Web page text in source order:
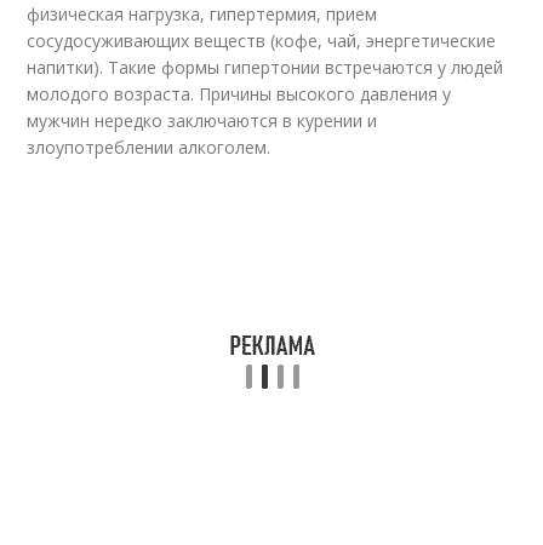
физическая нагрузка, гипертермия, прием
сосудосуживающих веществ (кофе, чай, энергетические
напитки). Такие формы гипертонии встречаются у людей
молодого возраста. Причины высокого давления у
мужчин нередко заключаются в курении и
злоупотреблении алкоголем.